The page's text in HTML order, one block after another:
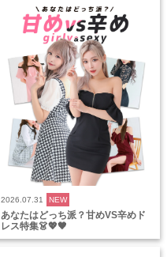
2026.07.31 NEW
あなたはどっち派？甘めVS辛めド
レス特集👗💖🖤